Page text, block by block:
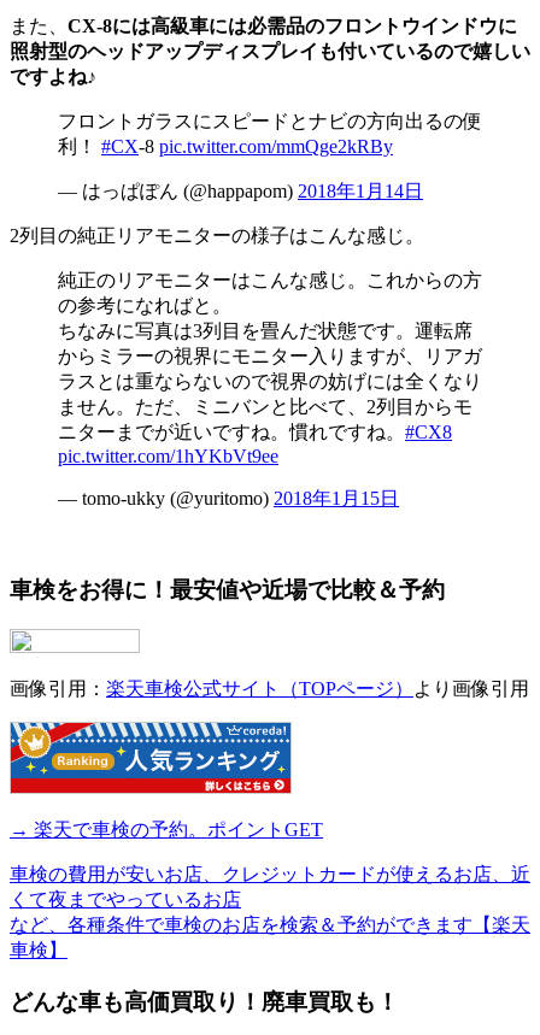
また、 CX-8には高級車には必需品のフロントウインドウに
照射型のヘッドアップディスプレイも付いているので嬉しい
ですよね♪
フロントガラスにスピードとナビの方向出るの便
利！ #CX-8 pic.twitter.com/mmQge2kRBy
— はっぱぽん (@happapom) 2018年1月14日
2列目の純正リアモニターの様子はこんな感じ。
純正のリアモニターはこんな感じ。これからの方
の参考になればと。
ちなみに写真は3列目を畳んだ状態です。運転席
からミラーの視界にモニター入りますが、リアガ
ラスとは重ならないので視界の妨げには全くなり
ません。ただ、ミニバンと比べて、2列目からモ
ニターまでが近いですね。慣れですね。 #CX8
pic.twitter.com/1hYKbVt9ee
— tomo-ukky (@yuritomo) 2018年1月15日
車検をお得に！最安値や近場で比較＆予約
画像引用： 楽天車検公式サイト（TOPページ） より画像引用
→ 楽天で車検の予約。ポイントGET
車検の費用が安いお店、クレジットカードが使えるお店、近
くて夜までやっているお店
など、各種条件で車検のお店を検索＆予約ができます【楽天
車検】
どんな車も高価買取り！廃車買取も！